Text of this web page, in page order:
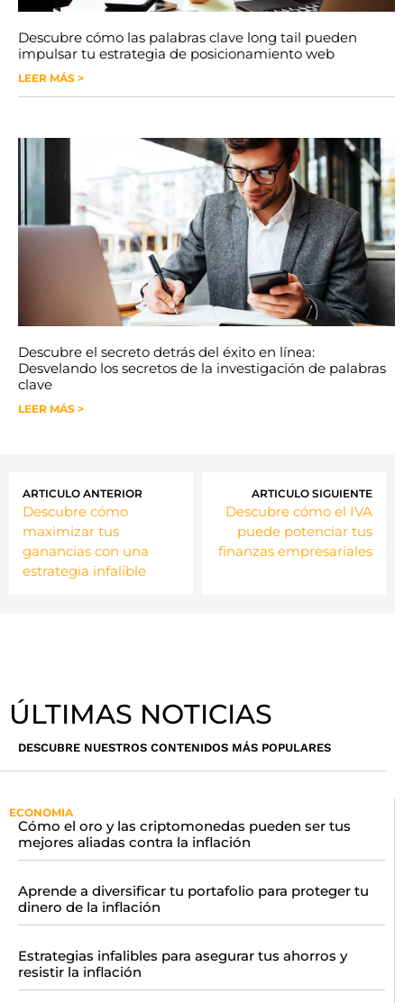
Descubre cómo las palabras clave long tail pueden
impulsar tu estrategia de posicionamiento web
LEER MÁS >
Descubre el secreto detrás del éxito en línea:
Desvelando los secretos de la investigación de palabras
clave
LEER MÁS >
ARTICULO ANTERIOR
Descubre cómo
maximizar tus
ganancias con una
estrategia infalible
ARTICULO SIGUIENTE
Descubre cómo el IVA
puede potenciar tus
finanzas empresariales
ÚLTIMAS NOTICIAS
DESCUBRE NUESTROS CONTENIDOS MÁS POPULARES
ECONOMIA
Cómo el oro y las criptomonedas pueden ser tus
mejores aliadas contra la inflación
Aprende a diversificar tu portafolio para proteger tu
dinero de la inflación
Estrategias infalibles para asegurar tus ahorros y
resistir la inflación